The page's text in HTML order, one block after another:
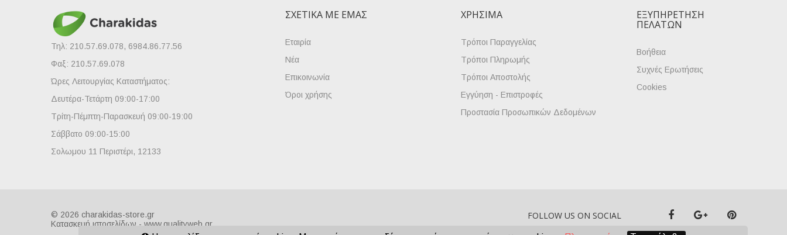
Τηλ: 210.57.69.078, 6984.86.77.56
Φαξ: 210.57.69.078
Ώρες Λειτουργίας Καταστήματος:
Δευτέρα-Τετάρτη 09:00-17:00
Τρίτη-Πέμπτη-Παρασκευή 09:00-19:00
Σάββατο 09:00-15:00
Σολωμου 11 Περιστέρι, 12133
ΣΧΕΤΙΚΆ ΜΕ ΕΜΆΣ
Εταιρία
Νέα
Επικοινωνία
Όροι χρήσης
ΧΡΉΣΙΜΑ
Τρόποι Παραγγελίας
Τρόποι Πληρωμής
Τρόποι Αποστολής
Εγγύηση - Επιστροφές
Προστασία Προσωπικών Δεδομένων
ΕΞΥΠΗΡΈΤΗΣΗ
ΠΕΛΑΤΏΝ
Βοήθεια
Συχνές Ερωτήσεις
Cookies
© 2026 charakidas-store.gr
Κατασκευή ιστοσελίδων - www.qualityweb.gr
FOLLOW US ON SOCIAL